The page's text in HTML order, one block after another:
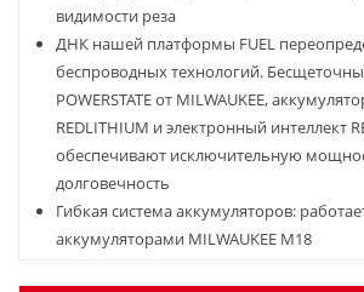
видимости реза
ДНК нашей платформы FUEL
беспроводных технологий.
POWERSTATE от MILWAUKEE,
REDLITHIUM и электронный интеллект
обеспечивают исключительную
долговечность
Гибкая система аккумуляторов:
аккумуляторами MILWAUKEE M18